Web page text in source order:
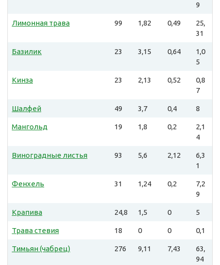
9
Лимонная трава 99 1,82 0,49
25,
31
Базилик 23 3,15 0,64
1,0
5
Кинза 23 2,13 0,52
0,8
7
Шалфей 49 3,7 0,4 8
Мангольд 19 1,8 0,2
2,1
4
Виноградные листья 93 5,6 2,12
6,3
1
Фенхель 31 1,24 0,2
7,2
9
Крапива 24,8 1,5 0 5
Трава стевия 18 0 0 0,1
Тимьян (чабрец) 276 9,11 7,43
63,
94